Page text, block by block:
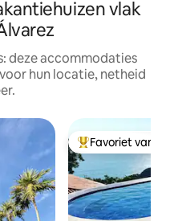
vlak
deze accommodaties
hun locatie, netheid
Topfavoriet van
Favoriet van